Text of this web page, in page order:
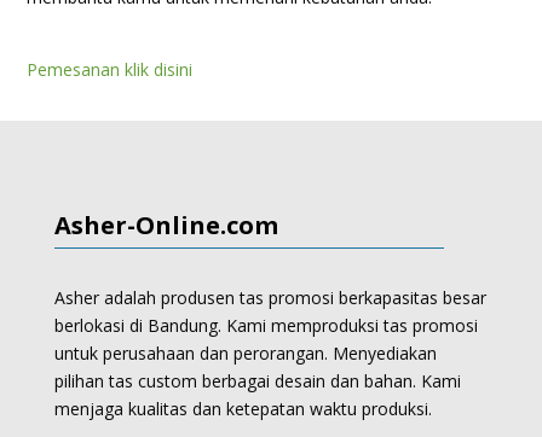
Pemesanan klik disini
Asher-Online.com
Asher adalah produsen tas promosi berkapasitas besar
berlokasi di Bandung. Kami memproduksitas promosi
untuk perusahaan dan perorangan. Menyediakan
pilihan tas custom berbagai desain dan bahan. Kami
menjaga kualitas dan ketepatan waktu produksi.